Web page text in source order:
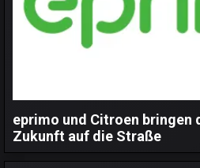
eprimo und Citroen bringen
Zukunft auf die Straße